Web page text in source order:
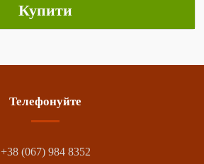
Купити
Телефонуйте
+38 (067) 984 8352